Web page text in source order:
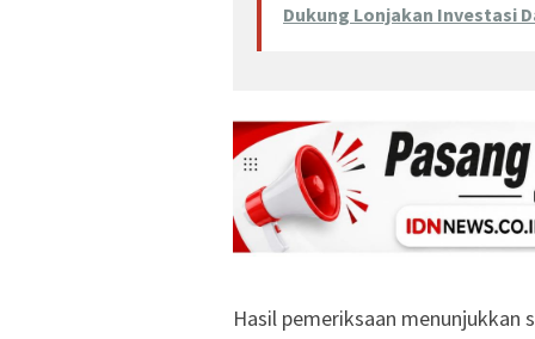
Dukung Lonjakan Investasi
Hasil pemeriksaan menunjukkan